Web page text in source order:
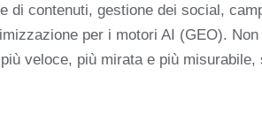
di contenuti, gestione dei social,
per i motori AI (GEO).
veloce, più mirata e più